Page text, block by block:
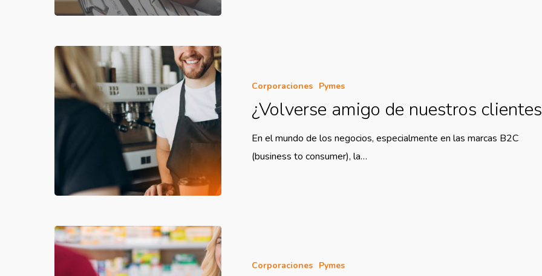
Corporaciones Pymes
¿Volverse amigo de nuestros
En el mundo de los negocios, especialmente en las marcas B2C
(business to consumer), la…
Corporaciones Pymes